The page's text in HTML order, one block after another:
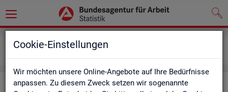
Cookie-Einstellungen
Wir möchten unsere Online-Angebote auf Ihre Bedürfnisse
anpassen. Zu diesem Zweck setzen wir sogenannte